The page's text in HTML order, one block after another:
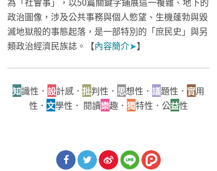
政治圖像，涉及公共事務與個人慾望、生機蓬勃與毀
滅地獄般的事態起落，是一部特別的「庶民史」與另
類政治經濟民族誌。【內容簡介➤】
知識性． 設計感． 批判性． 思想性． 議題性． 實用
性． 文學性． 閱讀樂趣． 獨特性．公益性